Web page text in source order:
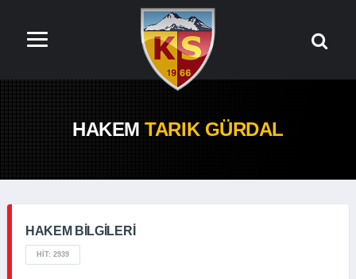
HAKEM TARIK GÜRDAL
HAKEM BILGILERI
HIT: 2939